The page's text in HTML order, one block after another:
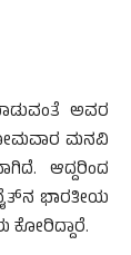
ಅವರ
ಮನವಿ
ಆದ್ದರಿಂದ
ಭಾರತೀಯ
ಕೋರಿದ್ದಾರೆ.